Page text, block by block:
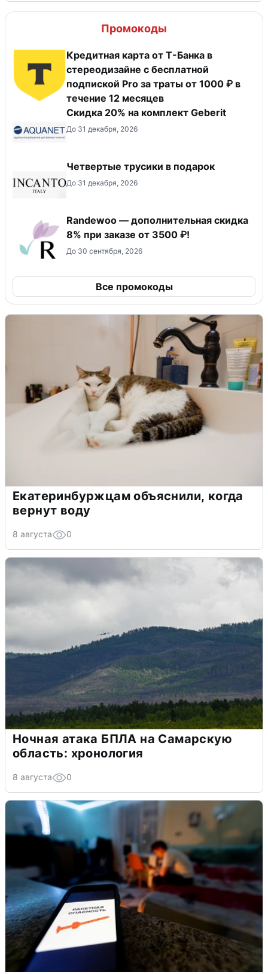
Промокоды
Кредитная карта от Т-Банка в
стереодизайне с бесплатной
подпиской Pro за траты от 1000 ₽ в
течение 12 месяцев
Скидка 20% на комплект Geberit
До 31 декабря, 2026
Четвертые трусики в подарок
До 31 декабря, 2026
Randewoo — дополнительная скидка
8% при заказе от 3500 ₽!
До 30 сентября, 2026
Все промокоды
Екатеринбуржцам объяснили, когда
вернут воду
8 августа 0
Ночная атака БПЛА на Самарскую
область: хронология
8 августа 0